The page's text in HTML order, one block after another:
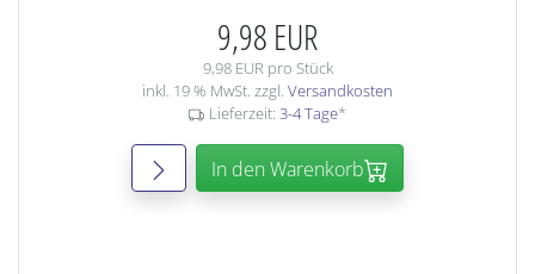
9,98 EUR
9,98 EUR pro Stück
inkl. 19 % MwSt. zzgl. Versandkosten
Lieferzeit: 3-4 Tage*
In den Warenkorb